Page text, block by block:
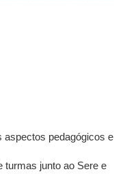
aspectos pedagógicos e
turmas junto ao Sere e